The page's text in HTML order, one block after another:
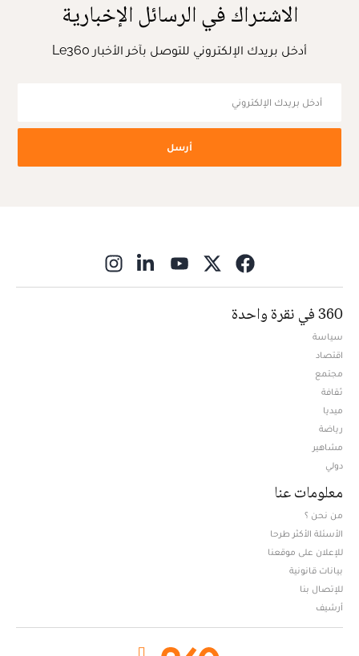
الاشتراك في الرسائل الإخبارية
أدخل بريدك الإلكتروني للتوصل بآخر الأخبار Le360
أرسل
360 في نقرة واحدة
سياسة
اقتصاد
مجتمع
ثقافة
ميديا
رياضة
مشاهير
دولي
معلومات عنا
من نحن ؟
الأسئلة الأكثر طرحا
للإعلان على موقعنا
بيانات قانونية
للإتصال بنا
أرشيف